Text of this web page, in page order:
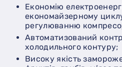
економію електроенергії завдяки
економайзерному
регулюванню
автоматизований контроль усіх параметрів
холодильного контуру;
високу якість заморожених ягід, овочів,